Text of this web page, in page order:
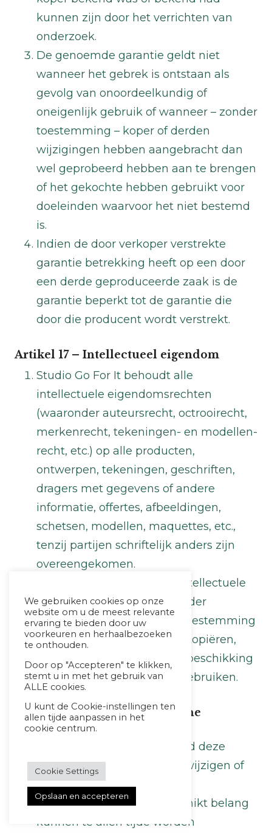
kunnen zijn door het verrichten van
onderzoek.
De genoemde garantie geldt niet
wanneer het gebrek is ontstaan als
gevolg van onoordeelkundig of
oneigenlijk gebruik of wanneer – zonder
toestemming – koper of derden
wijzigingen hebben aangebracht dan
wel geprobeerd hebben aan te brengen
of het gekochte hebben gebruikt voor
doeleinden waarvoor het niet bestemd
is.
Indien de door verkoper verstrekte
garantie betrekking heeft op een door
een derde geproduceerde zaak is de
garantie beperkt tot de garantie die
door die producent wordt verstrekt.
Artikel 17 – Intellectueel eigendom
Studio Go For It behoudt alle
intellectuele eigendomsrechten
(waaronder auteursrecht, octrooirecht,
merkenrecht, tekeningen- en modellen-
recht, etc.) op alle producten,
ontwerpen, tekeningen, geschriften,
dragers met gegevens of andere
informatie, offertes, afbeeldingen,
schetsen, modellen, maquettes, etc.,
tenzij partijen schriftelijk anders zijn
overeengekomen.
De klant mag genoemde intellectuele
eigendomsrechten niet zonder
voorafgaande schriftelijke toestemming
van Studio Go For It (laten) kopiëren,
aan derden tonen en/of ter beschikking
stellen of op andere wijze gebruiken.
Artikel 18 – Wijziging algemene
voorwaarden
Studio Go For It is gerechtigd deze
algemene voorwaarden te wijzigen of
aan te vullen.
Wijzigingen van ondergeschikt belang
kunnen te allen tijde worden
We gebruiken cookies op onze
website om u de meest relevante
ervaring te bieden door uw
voorkeuren en herhaalbezoeken
te onthouden.
Door op "Accepteren" te klikken,
stemt u in met het gebruik van
ALLE cookies.
U kunt de Cookie-instellingen ten
allen tijde aanpassen in het
cookie centrum.
Cookie Settings
Opslaan en accepteren